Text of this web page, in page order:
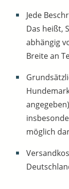
Jede
Das heißt,
abhängig
Breite an
möglich